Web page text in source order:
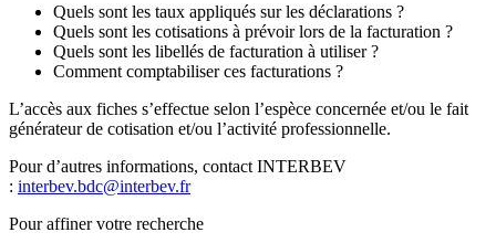
Quels sont les taux appliqués sur les déclarations ?
Quels sont les cotisations à prévoir lors de la facturation ?
Quels sont les libellés de facturation à utiliser ?
Comment comptabiliser ces facturations ?
L’accès aux fiches s’effectue selon l’espèce concernée et/ou le fait
générateur de cotisation et/ou l’activité professionnelle.
Pour d’autres informations, contact INTERBEV
: interbev.bdc@interbev.fr
Pour affiner votre recherche